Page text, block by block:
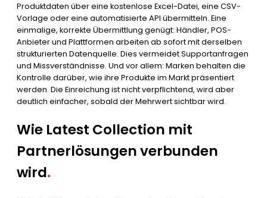
Produktdaten über eine kostenlose Excel-Datei, eine CSV-
Vorlage oder eine automatisierte API übermitteln. Eine
einmalige, korrekte Übermittlung genügt: Händler, POS-
Anbieter und Plattformen arbeiten ab sofort mit derselben
strukturierten Datenquelle. Dies vermeidet Supportanfragen
und Missverständnisse. Und vor allem: Marken behalten die
Kontrolle darüber, wie ihre Produkte im Markt präsentiert
werden. Die Einreichung ist nicht verpflichtend, wird aber
deutlich einfacher, sobald der Mehrwert sichtbar wird.
Wie Latest Collection mit
Partnerlösungen verbunden
wird.